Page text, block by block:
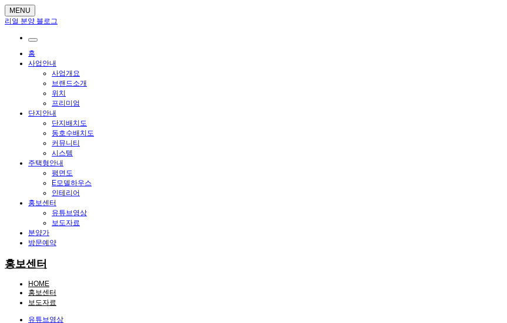
MENU
리얼 분양 블로그
홈
사업안내
사업개요
브랜드소개
위치
프리미엄
단지안내
단지배치도
동호수배치도
커뮤니티
시스템
주택형안내
평면도
E모델하우스
인테리어
홍보센터
유튜브영상
보도자료
분양가
방문예약
홍보센터
HOME
홍보센터
보도자료
유튜브영상